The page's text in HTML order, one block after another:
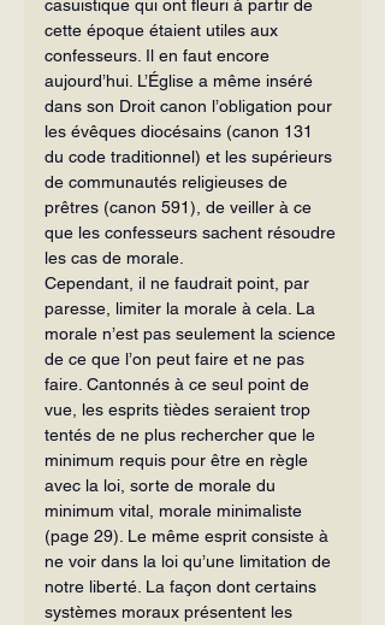
casuistique qui ont fleuri à partir de
cette époque étaient utiles aux
confesseurs. Il en faut encore
aujourd’hui. L’Église a même inséré
dans son Droit canon l’obligation pour
les évêques dio­césains (canon 131
du code traditionnel) et les supérieurs
de communautés reli­gieuses de
prêtres (canon 591), de veiller à ce
que les confesseurs sachent résoudre
les cas de morale.
Cependant, il ne faudrait point, par
paresse, limiter la morale à cela. La
mo­rale n’est pas seulement la science
de ce que l’on peut faire et ne pas
faire. Can­tonnés à ce seul point de
vue, les esprits tièdes seraient trop
tentés de ne plus re­chercher que le
minimum requis pour être en règle
avec la loi, sorte de morale du
minimum vital, morale minimaliste
(page 29). Le même esprit consiste à
ne voir dans la loi qu’une limitation de
notre liberté. La façon dont certains
systèmes moraux présentent les